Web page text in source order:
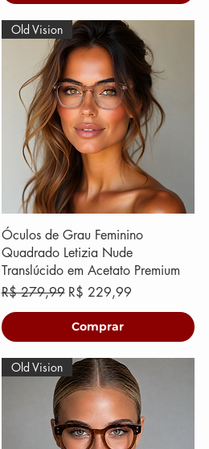
Old Vision
Óculos de Grau Feminino
Quadrado Letizia Nude
Translúcido em Acetato Premium
Preço normal
R$ 279,99 Preço promocional
R$ 229,99
Comprar
Old Vision